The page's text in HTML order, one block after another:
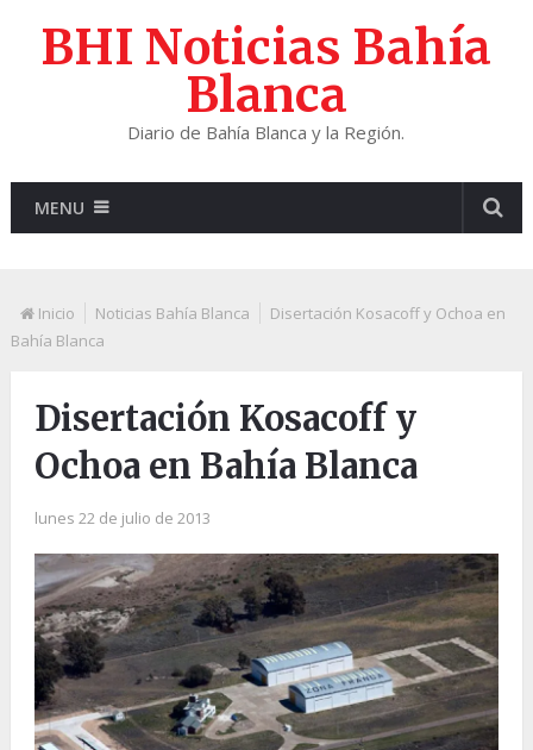
BHI Noticias Bahía
Blanca
Diario de Bahía Blanca y la Región.
MENU
Inicio Noticias Bahía Blanca
Disertación Kosacoff y Ochoa en
Bahía Blanca
Disertación Kosacoff y
Ochoa en Bahía Blanca
lunes 22 de julio de 2013